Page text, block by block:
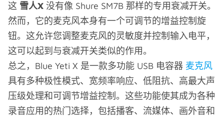
这 雪人X没有像 Shure SM7B 那样的专用衰减开关。
然而，它的麦克风本身有一个可调节的增益控制旋
钮。这允许您调整麦克风的灵敏度并控制输入电平，
这可以起到与衰减开关类似的作用。
总之，Blue Yeti X 是一款多功能 USB 电容器 麦克风
具有多种极性模式、宽频率响应、低阻抗、高最大声
压级处理和可调节增益控制。这些功能使其成为各种
录音应用的热门选择，包括播客、流媒体、画外音和